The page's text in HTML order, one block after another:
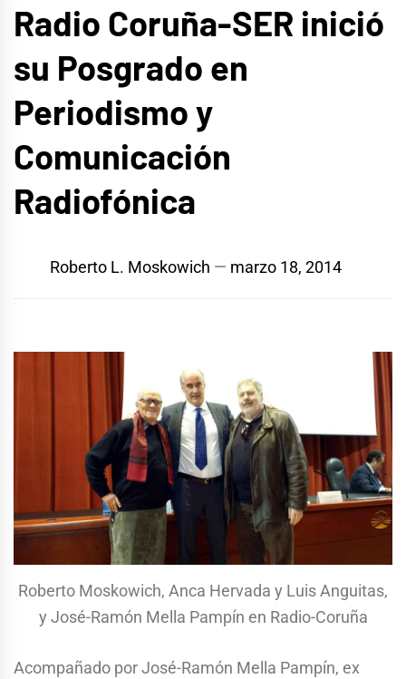
Radio Coruña-SER inició
su Posgrado en
Periodismo y
Comunicación
Radiofónica
Roberto L. Moskowich marzo 18, 2014
Roberto Moskowich, Anca Hervada y Luis Anguitas,
y José-Ramón Mella Pampín en Radio-Coruña
Acompañado por José-Ramón Mella Pampín, ex